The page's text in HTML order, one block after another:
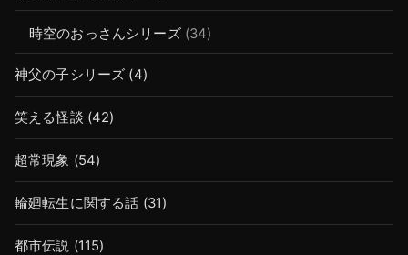
時空のおっさんシリーズ(34)
神父の子シリーズ (4)
笑える怪談 (42)
超常現象 (54)
輪廻転生に関する話 (31)
都市伝説 (115)